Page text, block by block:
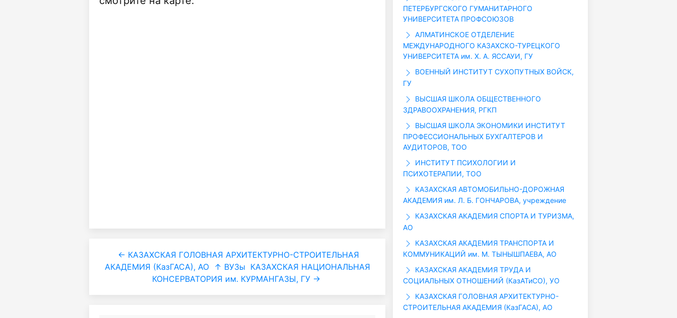
← КАЗАХСКАЯ ГОЛОВНАЯ АРХИТЕКТУРНО-СТРОИТЕЛЬНАЯ
АКАДЕМИЯ (КазГАСА), АО
↑ ВУЗы КАЗАХСКАЯ НАЦИОНАЛЬНАЯ
КОНСЕРВАТОРИЯ им. КУРМАНГАЗЫ, ГУ →
ПЕТЕРБУРГСКОГО ГУМАНИТАРНОГО
УНИВЕРСИТЕТА ПРОФСОЮЗОВ
АЛМАТИНСКОЕ ОТДЕЛЕНИЕ
МЕЖДУНАРОДНОГО КАЗАХСКО-ТУРЕЦКОГО
УНИВЕРСИТЕТА им. Х. А. ЯССАУИ, ГУ
ВОЕННЫЙ ИНСТИТУТ СУХОПУТНЫХ ВОЙСК,
ГУ
ВЫСШАЯ ШКОЛА ОБЩЕСТВЕННОГО
ЗДРАВООХРАНЕНИЯ, РГКП
ВЫСШАЯ ШКОЛА ЭКОНОМИКИ ИНСТИТУТ
ПРОФЕССИОНАЛЬНЫХ БУХГАЛТЕРОВ И
АУДИТОРОВ, ТОО
ИНСТИТУТ ПСИХОЛОГИИ И
ПСИХОТЕРАПИИ, ТОО
КАЗАХСКАЯ АВТОМОБИЛЬНО-ДОРОЖНАЯ
АКАДЕМИЯ им. Л. Б. ГОНЧАРОВА, учреждение
КАЗАХСКАЯ АКАДЕМИЯ СПОРТА И ТУРИЗМА,
АО
КАЗАХСКАЯ АКАДЕМИЯ ТРАНСПОРТА И
КОММУНИКАЦИЙ им. М. ТЫНЫШПАЕВА, АО
КАЗАХСКАЯ АКАДЕМИЯ ТРУДА И
СОЦИАЛЬНЫХ ОТНОШЕНИЙ (КазАТиСО), УО
КАЗАХСКАЯ ГОЛОВНАЯ АРХИТЕКТУРНО-
СТРОИТЕЛЬНАЯ АКАДЕМИЯ (КазГАСА), АО